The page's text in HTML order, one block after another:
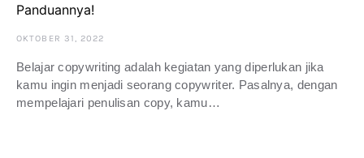
Panduannya!
OKTOBER 31, 2022
Belajar copywriting adalah kegiatan yang diperlukan jika
kamu ingin menjadi seorang copywriter. Pasalnya, dengan
mempelajari penulisan copy, kamu…